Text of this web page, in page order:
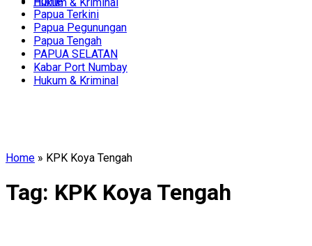
Papua Terkini
Papua Pegunungan
Papua Tengah
PAPUA SELATAN
Kabar Port Numbay
Hukum & Kriminal
Home » KPK Koya Tengah
Tag: KPK Koya Tengah